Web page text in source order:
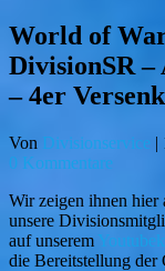
World of
DivisionSR
– 4er
Von Divisionservice |
0 Kommentare
Wir zeigen ihnen hier
unsere
auf unserem
die Bereitstellung der